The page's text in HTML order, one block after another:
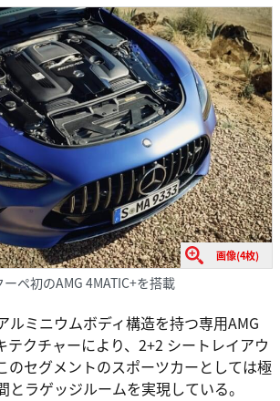
画像(4枚)
ペ初のAMG 4MATIC+を搭載
ルミニウムボディ構造を持つ専用AMG
テクチャーにより、2+2 シートレイアウ
のセグメントのスポーツカーとしては極
とラゲッジルームを実現している。